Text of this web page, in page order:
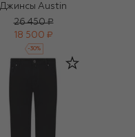
Джинсы Austin
26 450 ₽
18 500 ₽
-30%